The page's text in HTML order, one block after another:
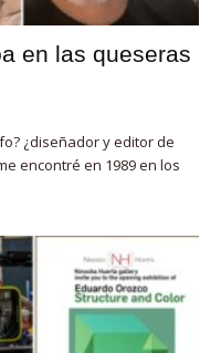
en las queseras
¿diseñador y editor de
encontré en 1989 en los